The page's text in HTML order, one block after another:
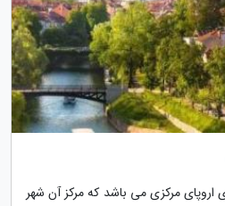
مرکزی می باشد که مرکز آن شهر